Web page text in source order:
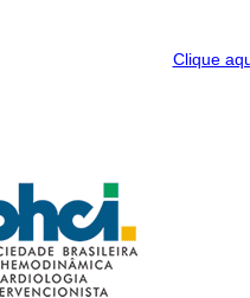
Clique